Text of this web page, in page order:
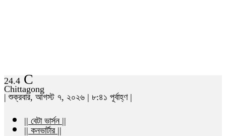
24.4 C
Chittagong
| শুক্রবার, আগস্ট ৭, ২০২৬ | ৮:৪১ পূর্বাহ্ণ |
|| বেটা ভার্সন ||
|| কনভার্টার ||